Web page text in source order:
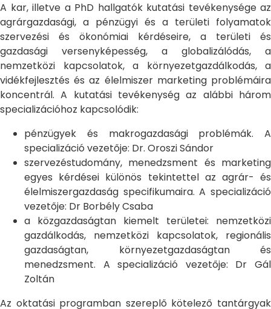
A kar, illetve a PhD hallgatók kutatási tevékenysége az
agrárgazdasági, a pénzügyi és a területi folyamatok
szervezési és ökonómiai kérdéseire, a területi és
gazdasági versenyképesség, a globalizálódás, a
nemzetközi kapcsolatok, a környezetgazdálkodás, a
vidékfejlesztés és az élelmiszer marketing problémáira
koncentrál. A kutatási tevékenység az alábbi három
specializációhoz kapcsolódik:
pénzügyek és makrogazdasági problémák. A
specializáció vezetője: Dr. Oroszi Sándor
szervezéstudomány, menedzsment és marketing
egyes kérdései különös tekintettel az agrár- és
élelmiszergazdaság specifikumaira. A specializáció
vezetője: Dr Borbély Csaba
a közgazdaságtan kiemelt területei: nemzetközi
gazdálkodás, nemzetközi kapcsolatok, regionális
gazdaságtan, környezetgazdaságtan és
menedzsment. A specializáció vezetője: Dr Gál
Zoltán
Az oktatási programban szereplő kötelező tantárgyak